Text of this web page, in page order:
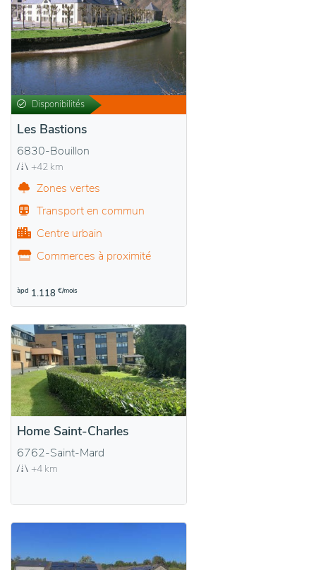
Disponibilités
Les Bastions
6830-Bouillon
+42 km
Zones vertes
Transport en commun
Centre urbain
Commerces à proximité
àpd 1.118 €/mois
Home Saint-Charles
6762-Saint-Mard
+4 km